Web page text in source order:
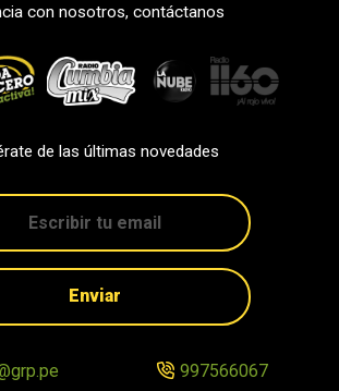
con nosotros, contáctanos
de las últimas novedades
Enviar
997566067